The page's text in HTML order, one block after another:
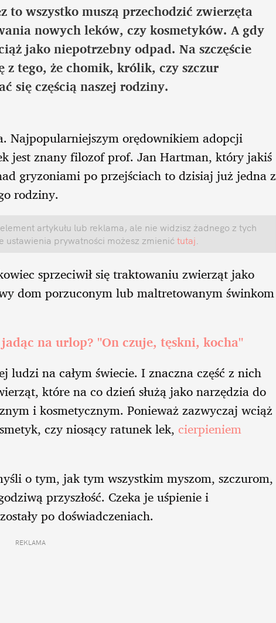
to wszystko muszą przechodzić zwierzęta
nowych leków, czy kosmetyków. A gdy
jako niepotrzebny odpad. Na szczęście
tego, że chomik, królik, czy szczur
się częścią naszej rodziny.
Najpopularniejszym orędownikiem adopcji
jest znany filozof prof. Jan Hartman, który jakiś
gryzoniami po przejściach to dzisiaj już jedna z
rodziny.
artykułu lub reklama, ale nie widzisz żadnego z tych
ustawienia prywatności możesz zmienić tutaj
sprzeciwił się traktowaniu zwierząt jako
dom porzuconym lub maltretowanym świnkom
na urlop? "On czuje, tęskni, kocha"
ludzi na całym świecie. I znaczna część z nich
które na co dzień służą jako narzędzia do
i kosmetycznym. Ponieważ zazwyczaj wciąż
czy niosący ratunek lek, cierpieniem
o tym, jak tym wszystkim myszom, szczurom,
przyszłość. Czeka je uśpienie i
po doświadczeniach.
REKLAMA